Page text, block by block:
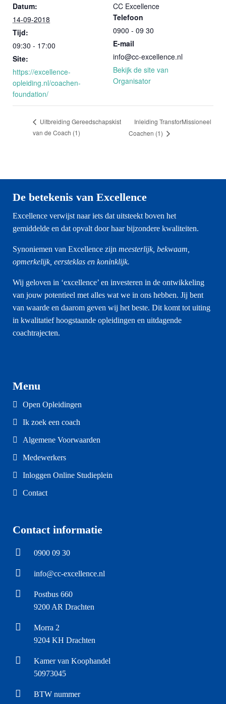
Datum:
14-09-2018
Tijd:
09:30 - 17:00
Site:
https://excellence-
opleiding.nl/coachen-
foundation/
CC Excellence
Telefoon
0900 - 09 30
E-mail
info@cc-excellence.nl
Bekijk de site van
Organisator
Uitbreiding Gereedschapskist
van de Coach (1)
Inleiding TransforMissioneel
Coachen (1)
De betekenis van Excellence
Excellence verwijst naar iets dat uitsteekt boven het
gemiddelde en dat opvalt door haar bijzondere kwaliteiten.
Synoniemen van Excellence zijn meesterlijk, bekwaam,
opmerkelijk, eersteklas en koninklijk.
Wij geloven in ‘excellence’ en investeren in de ontwikkeling
van jouw potentieel met alles wat we in ons hebben. Jij bent
van waarde en daarom geven wij het beste. Dit komt tot uiting
in kwalitatief hoogstaande opleidingen en uitdagende
coachtrajecten.
Menu
Open Opleidingen
Ik zoek een coach
Algemene Voorwaarden
Medewerkers
Inloggen Online Studieplein
Contact
Contact informatie
0900 09 30
info@cc-excellence.nl
Postbus 660
9200 AR Drachten
Morra 2
9204 KH Drachten
Kamer van Koophandel
50973045
BTW nummer